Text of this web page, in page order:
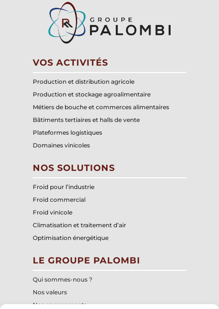
VOS ACTIVITÉS
Production et distribution agricole
Production et stockage agroalimentaire
Métiers de bouche et commerces alimentaires
Bâtiments tertiaires et halls de vente
Plateformes logistiques
Domaines vinicoles
NOS SOLUTIONS
Froid pour l’industrie
Froid commercial
Froid vinicole
Climatisation et traitement d’air
Optimisation énergétique
LE GROUPE PALOMBI
Qui sommes-nous ?
Nos valeurs
Nos engagements